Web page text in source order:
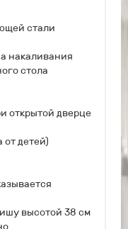
стали
накаливания
стола
открытой дверце
детей)
высотой 38 см